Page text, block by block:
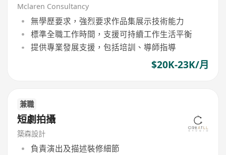
Mclaren Consultancy
無學歷要求，強烈要求作品集展示技術能力
標準全職工作時間，支援可持續工作生活平衡
提供專業發展支援，包括培訓、導師指導
$20K-23K/月
兼職
短劇拍攝
築森設計
負責演出及描述裝修細節